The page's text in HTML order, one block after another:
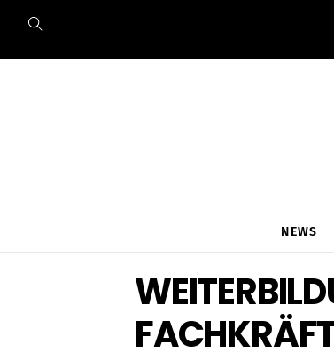
content
NEWS